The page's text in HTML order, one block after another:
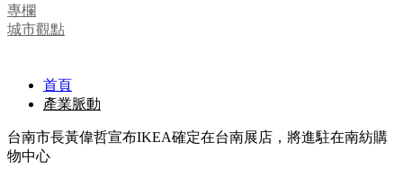
專欄
城市觀點
首頁
產業脈動
台南市長黃偉哲宣布IKEA確定在台南展店，將進駐在南紡購
物中心